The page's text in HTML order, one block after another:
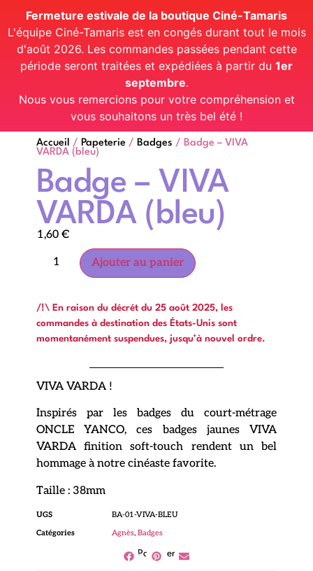
Fermeture estivale de la boutique Ciné-Tamaris
L'équipe Ciné-Tamaris est en congés durant tout le mois
d'août 2026. Les commandes passées pendant cette
période seront traitées et expédiées à partir du 1er
septembre.
Nous vous remercions pour votre compréhension et
vous souhaitons un très bel été !
Accueil / Papeterie / Badges / Badge – VIVA
VARDA (bleu)
Badge – VIVA
VARDA (bleu)
1,60 €
Ajouter au panier
/!\ En raison du décrét du 25 août 2025, les
commandes à destination des États-Unis sont
momentanément suspendues, jusqu’à nouvel ordre.
VIVA VARDA !
Inspirés par les badges du court-métrage
ONCLE YANCO, ces badges jaunes VIVA
VARDA finition soft-touch rendent un bel
hommage à notre cinéaste favorite.
Taille : 38mm
UGS
BA-01-VIVA-BLEU
Catégories
Agnès, Badges
Partager